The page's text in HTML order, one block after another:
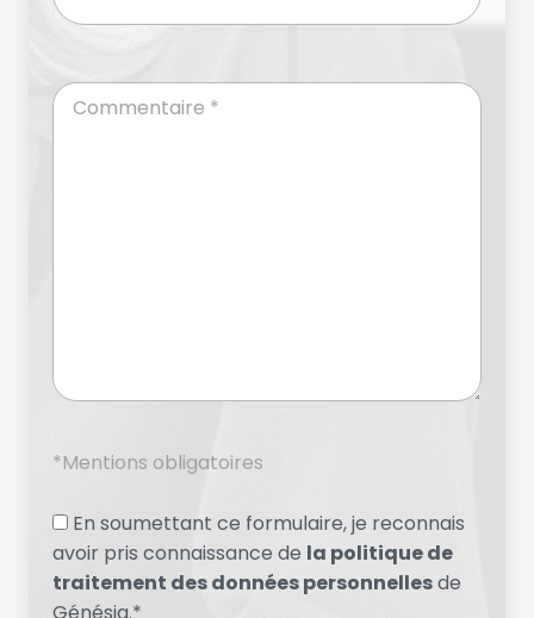
*Mentions obligatoires
En soumettant ce formulaire, je reconnais
avoir pris connaissance de la politique de
traitement des données personnellesde